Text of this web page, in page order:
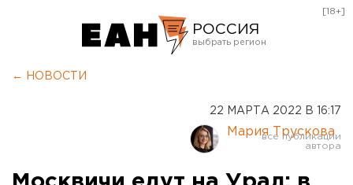
РОССИЯ
Курган
Оренбург
[18+]
← НОВОСТИ
22 МАРТА 2022 В 16:17
Мария Трускова